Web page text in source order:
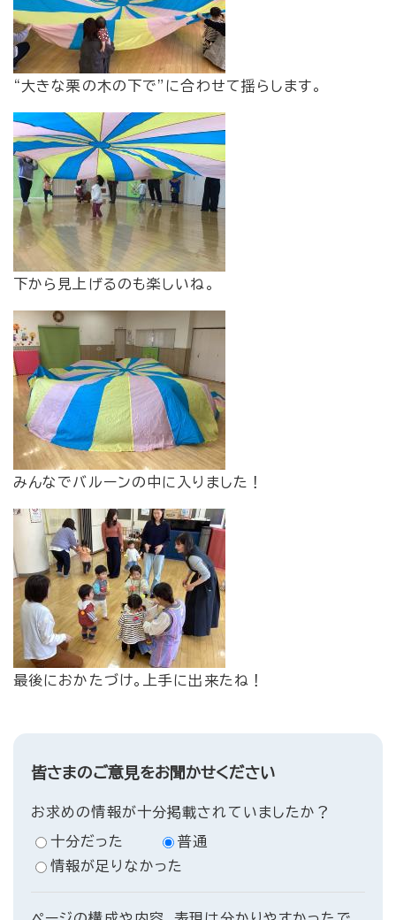
​“大きな栗の木の下で”に合わせて揺らします。
​下から見上げるのも楽しいね。
​みんなでバルーンの中に入りました！
​最後におかたづけ。上手に出来たね！
皆さまのご意見をお聞かせください
お求めの情報が十分掲載されていましたか？
十分だった
普通
情報が足りなかった